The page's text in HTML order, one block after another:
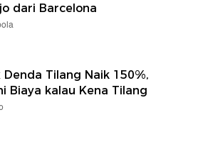
dari Barcelona
Denda Tilang Naik 150%,
Biaya kalau Kena Tilang